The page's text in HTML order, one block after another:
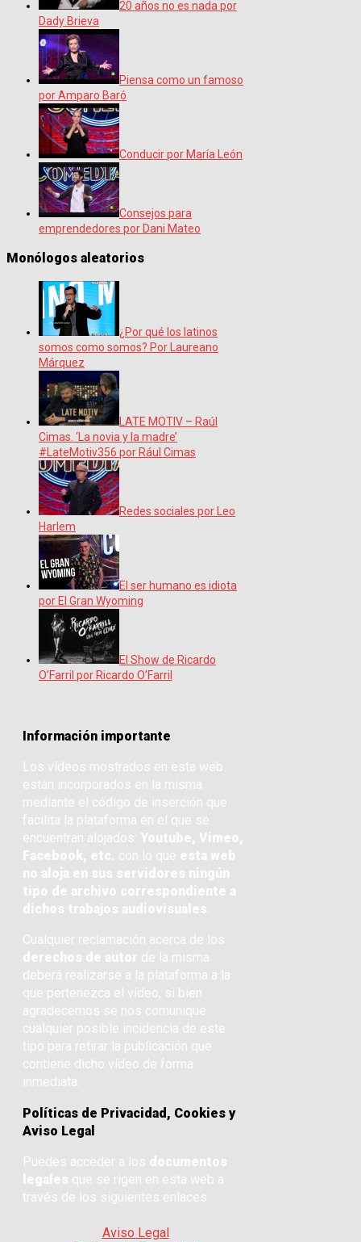
20 años no es nada por
Dady Brieva
Piensa como un famoso
por Amparo Baró
Conducir por María León
Consejos para
emprendedores por Dani Mateo
Monólogos aleatorios
¿Por qué los latinos
somos como somos? Por Laureano
Márquez
LATE MOTIV – Raúl
Cimas. ‘La novia y la madre’
#LateMotiv356 por Rául Cimas
Redes sociales por Leo
Harlem
El ser humano es idiota
por El Gran Wyoming
El Show de Ricardo
O’Farril por Ricardo O’Farril
Información importante
Los vídeos mostrados en esta web
están incorporados en la misma
mediante el código de inserción que
facilita la plataforma en el que se
encuentran alojados: Youtube, Vimeo,
Facebook, etc. con lo que esta web
no aloja en sus servidores ningún
tipo de archivo correspondiente a
dichos trabajos audiovisuales.
Cualquier reclamación acerca de los
derechos de autor de la misma
deberá realizarse a la plataforma a la
que pertenezca el vídeo, si bien
agradecemos se nos comunique
cualquier posible incidencia de este
tipo para retirar la publicación que
contiene dicho vídeo de forma
inmediata.
Políticas de Privacidad, Cookies y
Aviso Legal
Puedes acceder a los documentos
legales que se rigen en esta web a
través de los siguientes enlaces:
Aviso Legal